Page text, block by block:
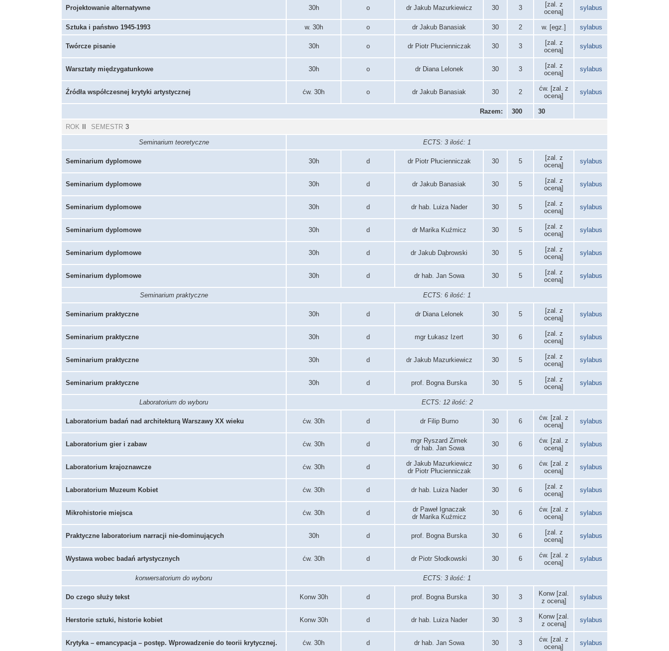
Projektowanie alternatywne 30h o dr Jakub Mazurkiewicz 30 3
[zal. z
oceną]
sylabus
Sztuka i państwo 1945-1993 w. 30h o dr Jakub Banasiak 30 2 w. [egz.] sylabus
Twórcze pisanie 30h o dr Piotr Płucienniczak 30 3
[zal. z
oceną]
sylabus
Warsztaty międzygatunkowe 30h o dr Diana Lelonek 30 3
[zal. z
oceną]
sylabus
Źródła współczesnej krytyki artystycznej ćw. 30h o dr Jakub Banasiak 30 2
ćw. [zal. z
oceną]
sylabus
Razem: 300 30
ROK SEMESTR 3
Seminarium teoretyczne ECTS: 3 ilość: 1
Seminarium dyplomowe 30h d dr Piotr Płucienniczak 30 5
[zal. z
oceną]
sylabus
Seminarium dyplomowe 30h d dr Jakub Banasiak 30 5
[zal. z
oceną]
sylabus
Seminarium dyplomowe 30h d dr hab. Luiza Nader 30 5
[zal. z
oceną]
sylabus
Seminarium dyplomowe 30h d dr Marika Kuźmicz 30 5
[zal. z
oceną]
sylabus
Seminarium dyplomowe 30h d dr Jakub Dąbrowski 30 5
[zal. z
oceną]
sylabus
Seminarium dyplomowe 30h d dr hab. Jan Sowa 30 5
[zal. z
oceną]
sylabus
Seminarium praktyczne ECTS: 6 ilość: 1
Seminarium praktyczne 30h d dr Diana Lelonek 30 5
[zal. z
oceną]
sylabus
Seminarium praktyczne 30h d mgr Łukasz Izert 30 6
[zal. z
oceną]
sylabus
Seminarium praktyczne 30h d dr Jakub Mazurkiewicz 30 5
[zal. z
oceną]
sylabus
Seminarium praktyczne 30h d prof. Bogna Burska 30 5
[zal. z
oceną]
sylabus
Laboratorium do wyboru ECTS: 12 ilość: 2
Laboratorium badań nad architekturą Warszawy XX wieku ćw. 30h d dr Filip Burno 30 6
ćw. [zal. z
oceną]
sylabus
Laboratorium gier i zabaw ćw. 30h d
mgr Ryszard Zimek
dr hab. Jan Sowa
30 6
ćw. [zal. z
oceną]
sylabus
Laboratorium krajoznawcze ćw. 30h d
dr Jakub Mazurkiewicz
dr Piotr Płucienniczak
30 6
ćw. [zal. z
oceną]
sylabus
Laboratorium Muzeum Kobiet ćw. 30h d dr hab. Luiza Nader 30 6
[zal. z
oceną]
sylabus
Mikrohistorie miejsca ćw. 30h d
dr Paweł Ignaczak
dr Marika Kuźmicz
30 6
ćw. [zal. z
oceną]
sylabus
Praktyczne laboratorium narracji nie-dominujących 30h d prof. Bogna Burska 30 6
[zal. z
oceną]
sylabus
Wystawa wobec badań artystycznych ćw. 30h d dr Piotr Słodkowski 30 6
ćw. [zal. z
oceną]
sylabus
konwersatorium do wyboru ECTS: 3 ilość: 1
Do czego służy tekst Konw 30h d prof. Bogna Burska 30 3
Konw [zal.
z oceną]
sylabus
Herstorie sztuki, historie kobiet Konw 30h d dr hab. Luiza Nader 30 3
Konw [zal.
z oceną]
sylabus
Krytyka – emancypacja – postęp. Wprowadzenie do teorii krytycznej. ćw. 30h d dr hab. Jan Sowa 30 3
ćw. [zal. z
oceną]
sylabus